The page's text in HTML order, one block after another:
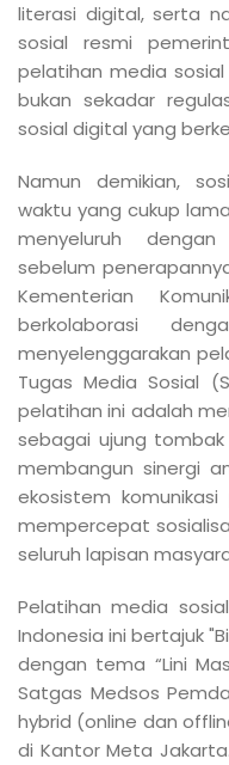
literasi digital, serta
sosial resmi
pelatihan media sosial
bukan sekadar
sosial digital yang
Namun demikian,
waktu yang cukup
menyeluruh
sebelum
Kementerian
berkolaborasi
menyelenggarakan
Tugas Media Sosial
pelatihan ini adalah
sebagai ujung
membangun sinergi
ekosistem
mempercepat
seluruh lapisan
Pelatihan media
Indonesia ini bertajuk
dengan tema “Lini
Satgas Medsos
hybrid (online dan
di Kantor Meta